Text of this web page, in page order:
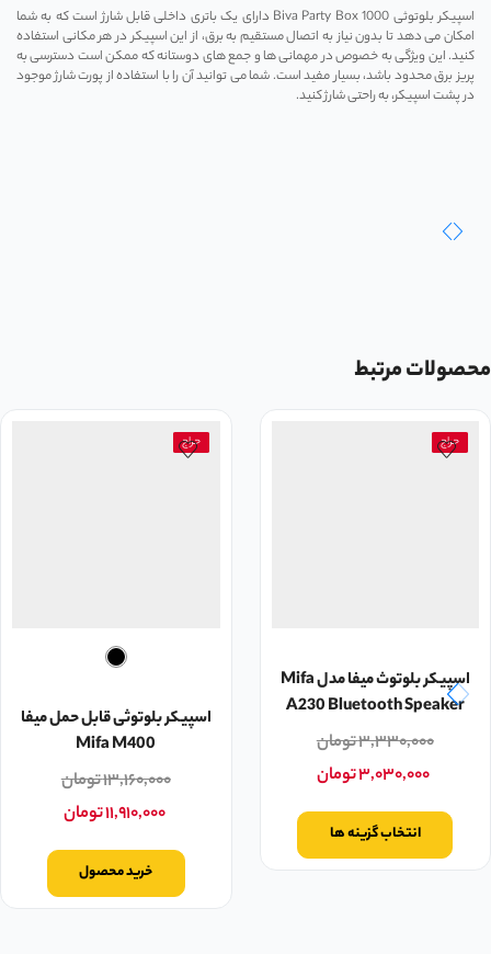
اسپیکر بلوتوثی Biva Party Box 1000 دارای یک باتری داخلی قابل شارژ است که به شما
امکان می‌ دهد تا بدون نیاز به اتصال مستقیم به برق، از این اسپیکر در هر مکانی استفاده
کنید. این ویژگی به خصوص در مهمانی ‌ها و جمع ‌های دوستانه که ممکن است دسترسی به
پریز برق محدود باشد، بسیار مفید است. شما می‌ توانید آن را با استفاده از پورت شارژ موجود
در پشت اسپیکر، به راحتی شارژ کنید.
محصولات مرتبط
حراج
اسپیکر بلوتوث میفا مدل Mifa
A230 Bluetooth Speaker
۳,۳۳۰,۰۰۰تومان
۳,۰۳۰,۰۰۰تومان
انتخاب گزینه ها
حراج
اسپیکر بلوتوثی قابل حمل میفا
Mifa M400
۱۳,۱۶۰,۰۰۰تومان
۱۱,۹۱۰,۰۰۰تومان
خرید محصول